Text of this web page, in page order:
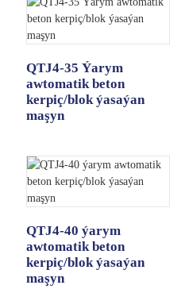
QTJ4-35 Ýarym
awtomatik beton
kerpiç/blok ýasaýan
maşyn
QTJ4-40 ýarym
awtomatik beton
kerpiç/blok ýasaýan
maşyn